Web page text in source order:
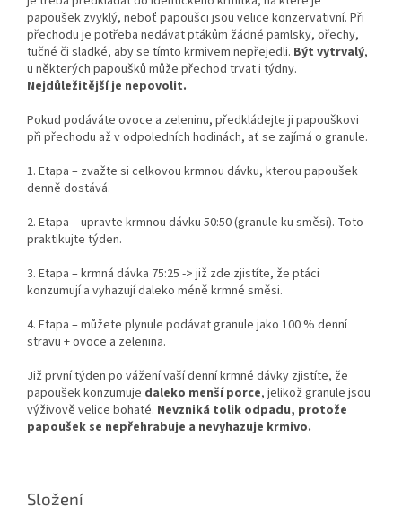
papoušek zvyklý, neboť papoušci jsou velice konzervativní. Při
přechodu je potřeba nedávat ptákům žádné pamlsky, ořechy,
tučné či sladké, aby se tímto krmivem nepřejedli. Být vytrvalý,
u některých papoušků může přechod trvat i týdny.
Nejdůležitější je nepovolit.
Pokud podáváte ovoce a zeleninu, předkládejte ji papouškovi
při přechodu až v odpoledních hodinách, ať se zajímá o granule.
1. Etapa – zvažte si celkovou krmnou dávku, kterou papoušek
denně dostává.
2. Etapa – upravte krmnou dávku 50:50 (granule ku směsi). Toto
praktikujte týden.
3. Etapa – krmná dávka 75:25 -> již zde zjistíte, že ptáci
konzumují a vyhazují daleko méně krmné směsi.
4. Etapa – můžete plynule podávat granule jako 100 % denní
stravu + ovoce a zelenina.
Již první týden po vážení vaší denní krmné dávky zjistíte, že
papoušek konzumuje daleko menší porce, jelikož granule jsou
výživově velice bohaté. Nevzniká tolik odpadu, protože
papoušek se nepřehrabuje a nevyhazuje krmivo.
Složení